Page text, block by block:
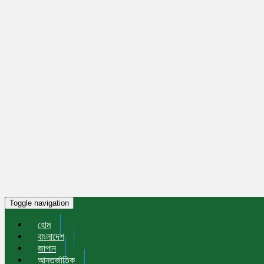
Toggle navigation
হোম
বাংলাদেশ
জাপান
আন্তর্জাতিক